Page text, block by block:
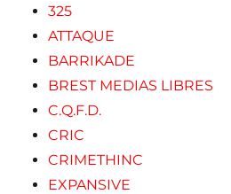
325
ATTAQUE
BARRIKADE
BREST MEDIAS LIBRES
C.Q.F.D.
CRIC
CRIMETHINC
EXPANSIVE